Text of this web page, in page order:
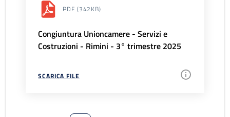
PDF (342KB)
Congiuntura Unioncamere - Servizi e
Costruzioni - Rimini - 3° trimestre 2025
SCARICA FILE